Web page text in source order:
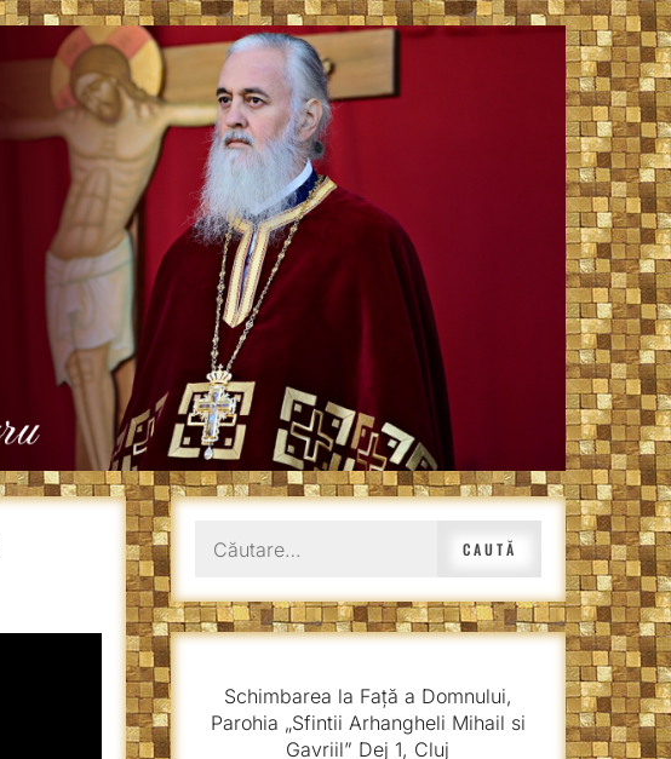
după:
Schimbarea la Față a Domnului,
Parohia „Sfintii Arhangheli Mihail si
Gavriil” Dej 1, Cluj